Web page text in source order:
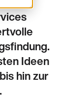
Ideen
hin zur